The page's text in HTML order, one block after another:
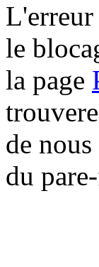
L'erreur
le
la page
de
du